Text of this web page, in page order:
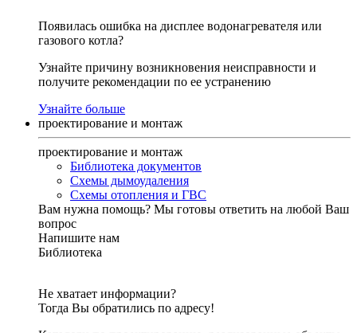
Появилась ошибка на дисплее водонагревателя или
газового котла?
Узнайте причину возникновения неисправности и
получите рекомендации по ее устранению
Узнайте больше
проектирование и монтаж
проектирование и монтаж
Библиотека документов
Схемы дымоудаления
Схемы отопления и ГВС
Вам нужна помощь? Мы готовы ответить на любой Ваш
вопрос
Напишите нам
Библиотека
Не хватает информации?
Тогда Вы обратились по адресу!